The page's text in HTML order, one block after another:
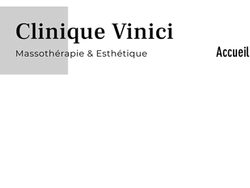
Accueil